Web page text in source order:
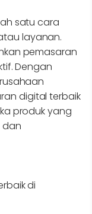
satu cara
layanan.
pemasaran
Dengan
digital terbaik
produk yang
dan
di